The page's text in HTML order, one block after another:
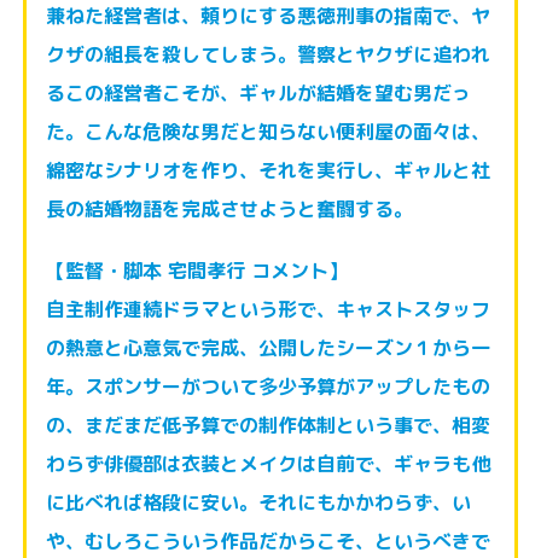
兼ねた経営者は、頼りにする悪徳刑事の指南で、ヤ
クザの組長を殺してしまう。警察とヤクザに追われ
るこの経営者こそが、ギャルが結婚を望む男だっ
た。こんな危険な男だと知らない便利屋の面々は、
綿密なシナリオを作り、それを実行し、ギャルと社
長の結婚物語を完成させようと奮闘する。
【監督・脚本 宅間孝行 コメント】
自主制作連続ドラマという形で、キャストスタッフ
の熱意と心意気で完成、公開したシーズン１から一
年。スポンサーがついて多少予算がアップしたもの
の、 まだまだ低予算での制作体制という事で、相変
わらず俳優部は衣装とメイクは自前で、ギャラも他
に比べれば格段に安い。それにもかかわらず、い
や、むしろこういう作品だからこそ、というべきで